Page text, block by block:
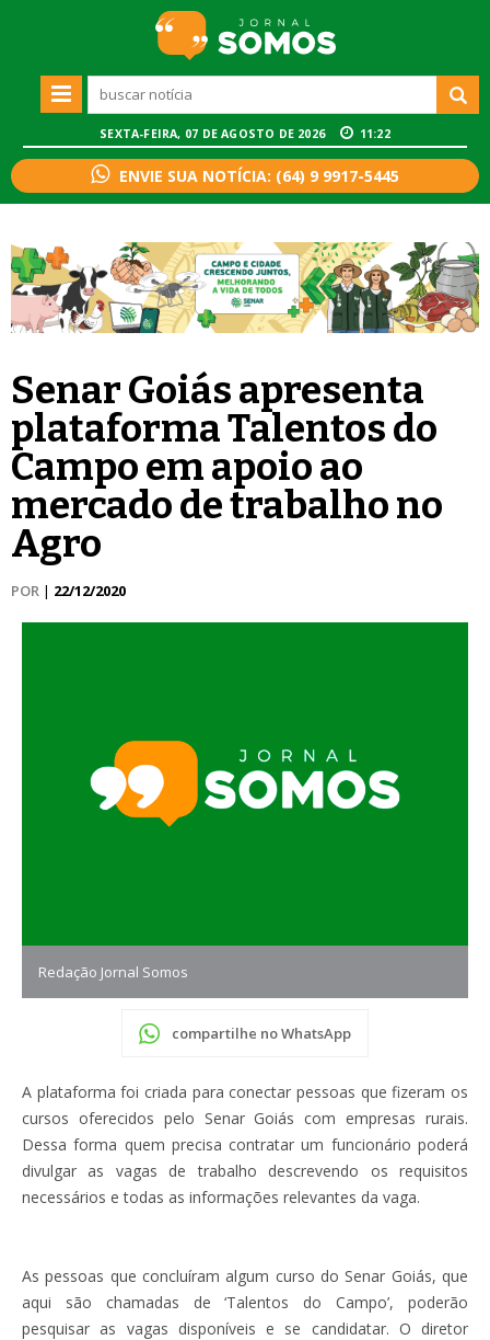
SEXTA-FEIRA, 07 DE AGOSTO DE 2026 11:22
ENVIE SUA NOTÍCIA: (64) 9 9917-5445
Senar Goiás apresenta
plataforma Talentos do
Campo em apoio ao
mercado de trabalho no
Agro
POR | 22/12/2020
Redação Jornal Somos
compartilhe no WhatsApp
A plataforma foi criada para conectar pessoas que fizeram os
cursos oferecidos pelo Senar Goiás com empresas rurais.
Dessa forma quem precisa contratar um funcionário poderá
divulgar as vagas de trabalho descrevendo os requisitos
necessários e todas as informações relevantes da vaga.
As pessoas que concluíram algum curso do Senar Goiás, que
aqui são chamadas de ‘Talentos do Campo’, poderão
pesquisar as vagas disponíveis e se candidatar. O diretor